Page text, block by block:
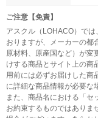
ご注意【免責】
アスクル（LOHACO）で
おりますが、メーカーの都
原材料、原産国など）が変
けする商品とサイト上の商
用前には必ずお届けした商
に詳細な商品情報が必要な
また、商品名における「セ
お約束するものではありま